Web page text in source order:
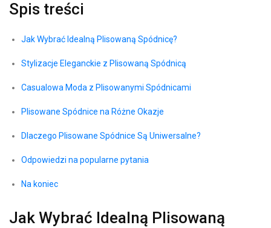
Spis treści
Jak Wybrać Idealną Plisowaną Spódnicę?
Stylizacje Eleganckie z Plisowaną ‌Spódnicą
Casualowa Moda z Plisowanymi Spódnicami
Plisowane Spódnice na Różne Okazje
Dlaczego Plisowane Spódnice Są Uniwersalne?
Odpowiedzi na popularne pytania
Na​ koniec
Jak ‌Wybrać Idealną Plisowaną